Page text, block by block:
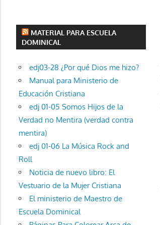
MATERIAL PARA ESCUELA
DOMINICAL
edj03-28 ¿Por qué Dios me hizo?
Manual para Ministerio de
Educación Cristiana
edj 01-05 Somos Hijos de la
Verdad no Mentira (verdad contra
mentira)
edj 01-06 La Música Rock and
Roll
Noticia de nuevo libro: El
Vestuario de la Mujer Cristiana
El ministerio de Maestro de
Escuela Dominical